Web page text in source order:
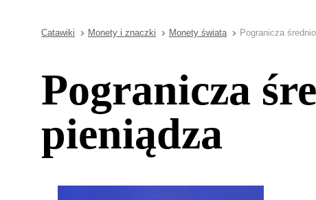
Catawiki Monety i znaczki Monety świata Pogranicza
Pogranicza
pieniądza